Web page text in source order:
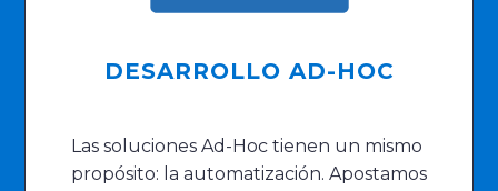
DESARROLLO AD-HOC
Las soluciones Ad-Hoc tienen un mismo
propósito: la automatización. Apostamos